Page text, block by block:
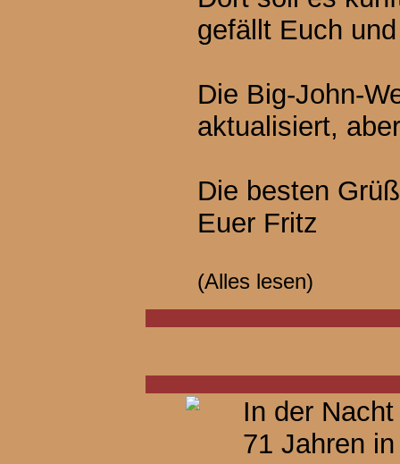
gefällt Euch
Die Big-John-
aktualisiert,
Die besten
Euer Fritz
(Alles lesen)
In der
71 Jahren